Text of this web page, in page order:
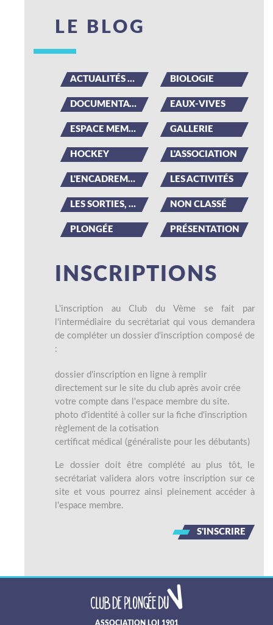
LE BLOG
ACTUALITÉS DU CLUB BIOLOGIE
DOCUMENTATION EAUX-VIVES
ESPACE MEMBRE GALLERIE
HOCKEY L'ASSOCIATION
L'ENCADREMENT LES ACTIVITÉS
LES SORTIES, LES ÉVÉNEMENTS NON CLASSÉ
PLONGÉE PRÉSENTATION
INSCRIPTIONS
L'inscription au Club du Vème se fait par
l'intermédiaire du secrétariat qui vous demandera
de compléter un dossier d'inscription composé de
:
dossier d'inscription en ligne à remplir
directement sur le site du club après avoir crée
votre compte dans l'espace membre du site.
photo d'identité à coller sur la fiche d'inscription
règlement de la cotisation
certificat médical (généraliste pour les débutants)
Le dossier doit être complété au plus tôt, le
secrétariat validera alors votre inscription sur ce
site et vous pourrez ainsi pleinement accéder à
l'espace membre.
S'INSCRIRE
ASSOCIATION LOI 1901